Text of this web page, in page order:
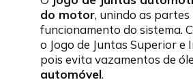
do motor, unindo as
funcionamento do sistema.
o Jogo de Juntas Superior
pois evita vazamentos de
automóvel.